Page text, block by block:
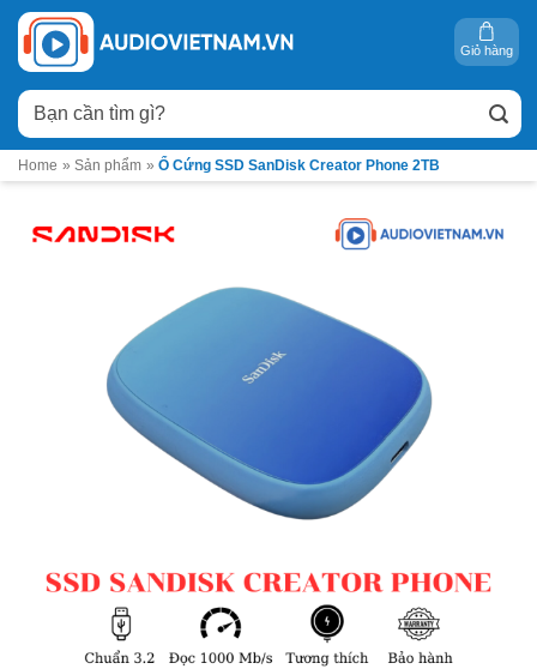
Bỏ
qua
nội
dung
Tìm
kiếm:
Giỏ hàng
Home » Sản phẩm » Ổ Cứng SSD SanDisk Creator Phone 2TB